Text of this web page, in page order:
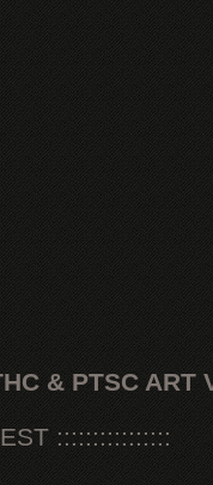
& PTSC ART
::::::::::::::::